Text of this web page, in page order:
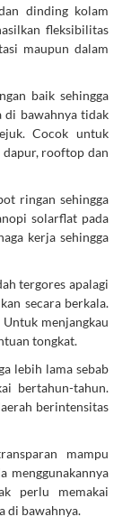
dinding kolam
fleksibilitas
maupun dalam
baik sehingga
di bawahnya tidak
Cocok untuk
dapur, rooftop dan
ringan sehingga
solarflat pada
kerja sehingga
tergores apalagi
secara berkala.
menjangkau
tongkat.
lebih lama sebab
bertahun-tahun.
berintensitas
mampu
menggunakannya
perlu memakai
di bawahnya.